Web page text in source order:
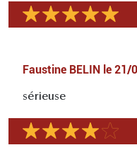
Faustine BELIN le 21/
sérieuse